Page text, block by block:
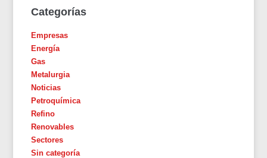
Categorías
Empresas
Energía
Gas
Metalurgia
Noticias
Petroquímica
Refino
Renovables
Sectores
Sin categoría